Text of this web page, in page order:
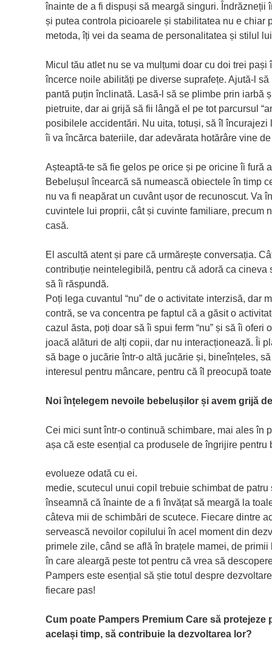
înainte de a fi dispuși să meargă singuri. Îndrăzneții
și putea controla picioarele și stabilitatea nu e chiar
metoda, îți vei da seama de personalitatea și stilul
Micul tău atlet nu se va mulțumi doar cu doi trei
încerce noile abilități pe diverse suprafețe. Ajută-l
pantă puțin înclinată. Lasă-l să se plimbe prin iarbă
pietruite, dar ai grijă să fii lângă el pe tot parcursul
posibilele accidentări. Nu uita, totuși, să îl încurajezi
îi va încărca bateriile, dar adevărata hotărâre vine
Așteaptă-te să fie gelos pe orice și pe oricine îi fură
Bebelușul încearcă să numească obiectele în timp
nu va fi neapărat un cuvânt ușor de recunoscut. Va
cuvintele lui proprii, cât și cuvinte familiare, precum
casă.
El ascultă atent și pare că urmărește conversația.
contribuție neintelegibilă, pentru că adoră ca cineva
să îi răspundă.
Poți lega cuvantul “nu” de o activitate interzisă, dar
contră, se va concentra pe faptul că a găsit o
cazul ăsta, poți doar să îi spui ferm “nu” și să îi oferi
joacă alături de alți copii, dar nu interacționează. Îi
să bage o jucărie într-o altă jucărie și, bineînțeles,
interesul pentru mâncare, pentru că îl preocupă
Noi înțelegem nevoile bebelușilor și avem grijă
Cei mici sunt într-o continuă schimbare, mai ales în
așa că este esențial ca produsele de îngrijire pentru
evolueze odată cu ei.
medie, scutecul unui copil trebuie schimbat de patru
înseamnă că înainte de a fi învățat să meargă la
câteva mii de schimbări de scutece. Fiecare dintre
servească nevoilor copilului în acel moment din
primele zile, când se află în brațele mamei, de
în care aleargă peste tot pentru că vrea să
Pampers este esențial să știe totul despre
fiecare pas!
Cum poate Pampers Premium Care să protejeze
același timp, să contribuie la dezvoltarea lor?